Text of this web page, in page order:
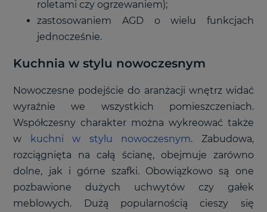
roletami czy ogrzewaniem);
zastosowaniem AGD o wielu funkcjach
jednocześnie.
Kuchnia w stylu nowoczesnym
Nowoczesne podejście do aranżacji wnętrz widać
wyraźnie we wszystkich pomieszczeniach.
Współczesny charakter można wykreować także
w
kuchni w stylu nowoczesnym. Zabudowa,
rozciągnięta na całą ścianę, obejmuje zarówno
dolne, jak i górne szafki. Obowiązkowo są one
pozbawione dużych uchwytów czy gałek
meblowych. Dużą popularnością cieszy się